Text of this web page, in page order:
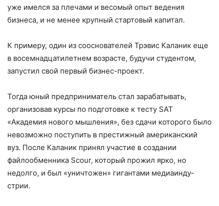
уже имелся за плечами и весомый опыт веде­ния
бизнеса, и не менее крупный старто­вый капитал.
К примеру, один из сооснователей Трэвис Каланик еще
в восемнадцатилет­нем возрасте, будучи студентом,
запустил свой первый бизнес-проект.
Тогда юный предприниматель стал зарабатывать,
организовав курсы по подготовке к тесту SAT
«Академия ново­го мышления», без сдачи которого было
невозможно поступить в престижный американский
вуз. После Каланик при­нял участие в создании
файлообменника Scour, который прожил ярко, но
недолго, и был «уничтожен» гигантами медиаинду­
стрии.